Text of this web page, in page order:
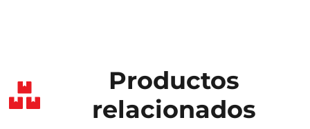
Productos
relacionados